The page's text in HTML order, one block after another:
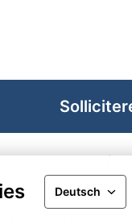
Deutsch
of